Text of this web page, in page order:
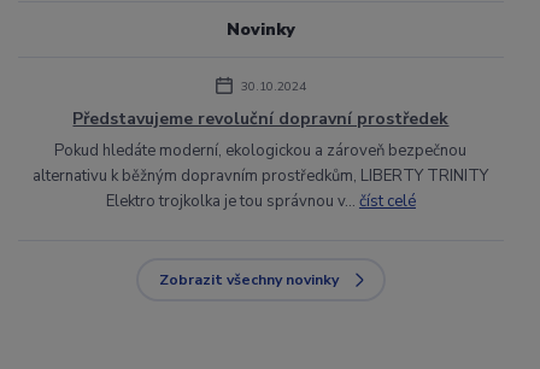
Novinky
30.10.2024
Představujeme revoluční dopravní prostředek
Pokud hledáte moderní, ekologickou a zároveň bezpečnou
alternativu k běžným dopravním prostředkům, LIBERTY TRINITY
Elektro trojkolka je tou správnou v... číst celé
Zobrazit všechny novinky